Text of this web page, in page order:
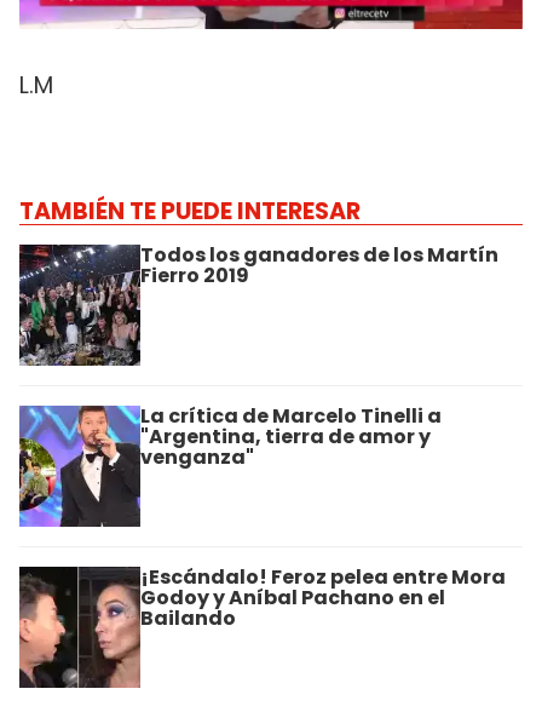
L.M
TAMBIÉN TE PUEDE INTERESAR
Todos los ganadores de los Martín
Fierro 2019
La crítica de Marcelo Tinelli a
"Argentina, tierra de amor y
venganza"
¡Escándalo! Feroz pelea entre Mora
Godoy y Aníbal Pachano en el
Bailando